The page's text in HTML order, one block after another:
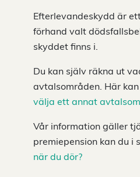
Efterlevandeskydd är
förhand valt
skyddet finns i.
Du kan själv räkna ut
avtalsområden. Här
välja ett annat
Vår information gäller
premiepension kan du i
när du dör?